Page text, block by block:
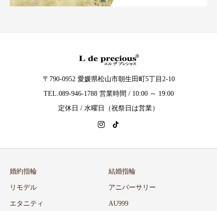
〒790-0952 愛媛県松山市朝生田町5丁目2-10
TEL.089-946-1788 営業時間 / 10:00 ～ 19:00
定休日 / 水曜日（祝祭日は営業）
婚約指輪 結婚指輪
リモデル アニバーサリー
エタニティ AU999